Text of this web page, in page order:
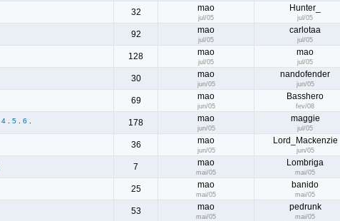
32 mao
jul/05
Hunter_
jul/05
92 mao
jul/05
carlotaa
jul/05
128 mao
jul/05
mao
jul/05
30 mao
jun/05
nandofender
jun/05
69 mao
jun/05
Basshero
fev/08
4 5 6 178 mao
jun/05
maggie
jul/05
36 mao
jun/05
Lord_Mackenzie
jun/05
7 mao
mai/05
Lombriga
mai/05
25 mao
mai/05
banido
mai/05
53 mao
mai/05
pedrunk
mai/05